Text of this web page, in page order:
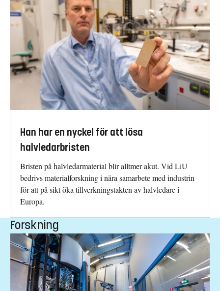
Han har en nyckel för att lösa
halvledarbristen
Bristen på halvledarmaterial blir alltmer akut. Vid LiU
bedrivs materialforskning i nära samarbete med industrin
för att på sikt öka tillverkningstakten av halvledare i
Europa.
Forskning